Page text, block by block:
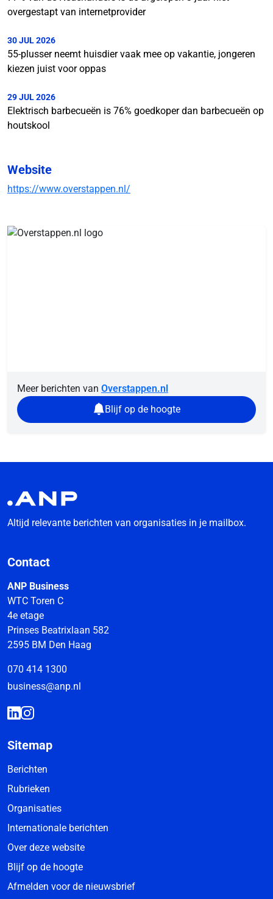
overgestapt van internetprovider
30 JUL 2026
55-plusser neemt huisdier vaak mee op vakantie, jongeren
kiezen juist voor oppas
29 JUL 2026
Elektrisch barbecueën is 76% goedkoper dan barbecueën op
houtskool
Website
https://www.overstappen.nl/
Meer berichten van Overstappen.nl
Blijf op de hoogte
Altijd relevante berichten van organisaties in je mailbox.
Contact
ANP Business
WTC Toren C
4e etage
Prinses Beatrixlaan 582
2595 BM Den Haag
070 414 1300
business@anp.nl
Sitemap
Berichten
Rubrieken
Organisaties
Internationale berichten
Over deze website
Blijf op de hoogte
Afmelden voor de nieuwsbrief